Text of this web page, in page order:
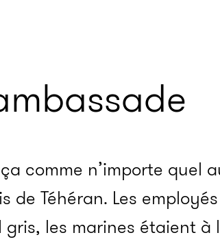
comme n’importe quel
de Téhéran. Les
les marines étaient à